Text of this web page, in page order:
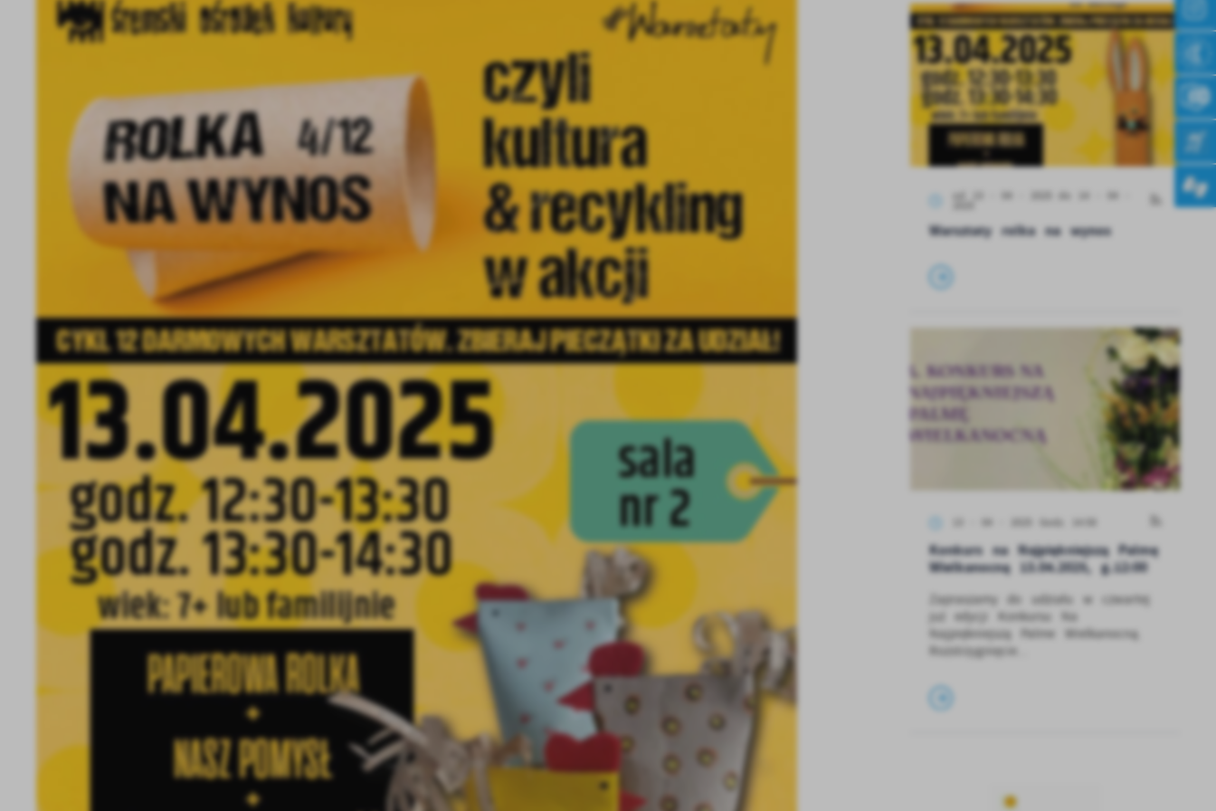
Warsztaty rolka na wynos
Konkurs na Najpiękniejszą Palmę
Wielkanocną 13.04.2025, g.12:00
Zapraszamy do udziału w czwartej
już edycji Konkursu Na
Najpiękniejszą Palme Wielkanocną.
Rozstrzygnięcie...
Ustawienia
Szanujemy Twoją prywatność. Możesz zmienić ustawienia cookies lub zaakceptować
je wszystkie. W dowolnym momencie możesz dokonać zmiany swoich ustawień.
Niezbędne
Niezbędne pliki cookies służą do prawidłowego funkcjonowania strony internetowej
i umożliwiają Ci komfortowe korzystanie z oferowanych przez nas usług.